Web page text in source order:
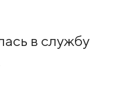
в службу